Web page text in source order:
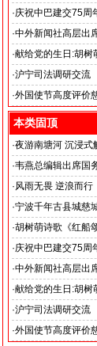
数亿次 打破“曲高和
·庆祝中巴建交75周
韦燕总裁同多国大
节”
·中外新闻社高层出
医药、保健和生物
·献给党的生日:胡树
党啊 我怎能不为你
·沪宁司法调研交流
共探司法鉴定发展
·外国使节高度评价
本类固顶
·夜游南塘河 沉浸式
·韦燕总编辑出席国
关注海关总署“十五
·风雨无畏 逆浪而行
旭日应急救援队硬核
·宁波千年古县城慈
·胡树萌诗歌《红船
数亿次 打破“曲高和
·庆祝中巴建交75周
韦燕总裁同多国大
节”
·中外新闻社高层出
医药、保健和生物
·献给党的生日:胡树
党啊 我怎能不为你
·沪宁司法调研交流
共探司法鉴定发展
·外国使节高度评价